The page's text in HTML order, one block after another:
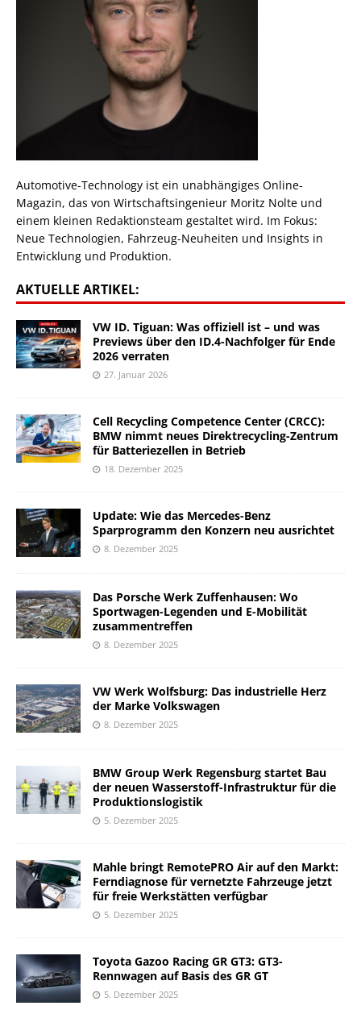
Automotive-Technology ist ein unabhängiges Online-
Magazin, das von Wirtschaftsingenieur Moritz Nolte und
einem kleinen Redaktionsteam gestaltet wird. Im Fokus:
Neue Technologien, Fahrzeug-Neuheiten und Insights in
Entwicklung und Produktion.
AKTUELLE ARTIKEL:
VW ID. Tiguan: Was offiziell ist – und was
Previews über den ID.4-Nachfolger für Ende
2026 verraten
27. Januar 2026
Cell Recycling Competence Center (CRCC):
BMW nimmt neues Direktrecycling-Zentrum
für Batteriezellen in Betrieb
18. Dezember 2025
Update: Wie das Mercedes-Benz
Sparprogramm den Konzern neu ausrichtet
8. Dezember 2025
Das Porsche Werk Zuffenhausen: Wo
Sportwagen-Legenden und E-Mobilität
zusammentreffen
8. Dezember 2025
VW Werk Wolfsburg: Das industrielle Herz
der Marke Volkswagen
8. Dezember 2025
BMW Group Werk Regensburg startet Bau
der neuen Wasserstoff-Infrastruktur für die
Produktionslogistik
5. Dezember 2025
Mahle bringt RemotePRO Air auf den Markt:
Ferndiagnose für vernetzte Fahrzeuge jetzt
für freie Werkstätten verfügbar
5. Dezember 2025
Toyota Gazoo Racing GR GT3: GT3-
Rennwagen auf Basis des GR GT
5. Dezember 2025